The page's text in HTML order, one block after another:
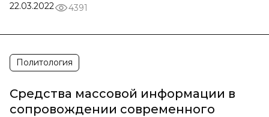
22.03.2022
4391
Политология
Средства массовой информации в
сопровождении современного